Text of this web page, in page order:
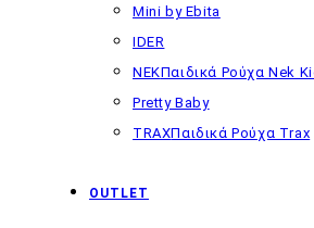
Mini by Ebita
IDER
NEKΠαιδικά Ρούχα Nek
Pretty Baby
TRAXΠαιδικά Ρούχα Trax
OUTLET